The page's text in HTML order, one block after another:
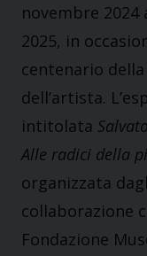
novembre 2024
2025, in
centenario
dell’artista.
intitolata
Alle radici della
organizzata
collaborazione
Fondazione